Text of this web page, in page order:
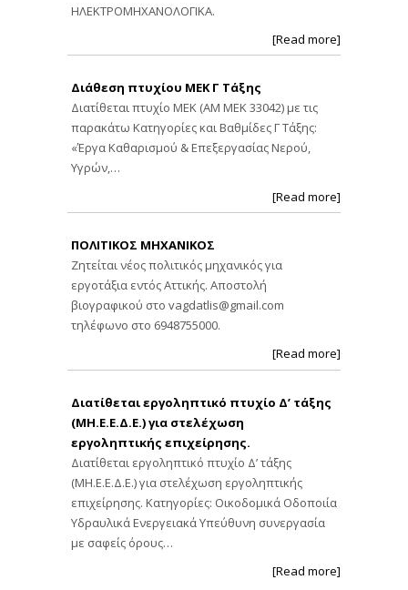
ΗΛΕΚΤΡΟΜΗΧΑΝΟΛΟΓΙΚΑ.
[Read more]
Διάθεση πτυχίου ΜΕΚ Γ Τάξης
Διατίθεται πτυχίο ΜΕΚ (ΑΜ ΜΕΚ 33042) με τις
παρακάτω Κατηγορίες και Βαθμίδες Γ Τάξης:
«Έργα Καθαρισμού & Επεξεργασίας Νερού,
Υγρών,…
[Read more]
ΠΟΛΙΤΙΚΟΣ ΜΗΧΑΝΙΚΟΣ
Ζητείται νέος πολιτικός μηχανικός για
εργοτάξια εντός Αττικής. Αποστολή
βιογραφικού στο vagdatlis@gmail.com
τηλέφωνο στο 6948755000.
[Read more]
Διατίθεται εργοληπτικό πτυχίο Δ’ τάξης
(ΜΗ.Ε.Ε.Δ.Ε.) για στελέχωση
εργοληπτικής επιχείρησης.
Διατίθεται εργοληπτικό πτυχίο Δ’ τάξης
(ΜΗ.Ε.Ε.Δ.Ε.) για στελέχωση εργοληπτικής
επιχείρησης. Κατηγορίες: Οικοδομικά Οδοποιία
Υδραυλικά Ενεργειακά Υπεύθυνη συνεργασία
με σαφείς όρους…
[Read more]